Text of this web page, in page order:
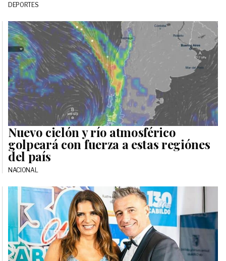
DEPORTES
Nuevo ciclón y río atmosférico
golpeará con fuerza a estas regiónes
del país
NACIONAL